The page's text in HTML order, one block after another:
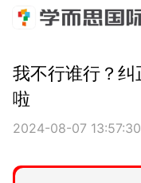
我不行谁行？纠
啦
2024-08-07 13:57:30